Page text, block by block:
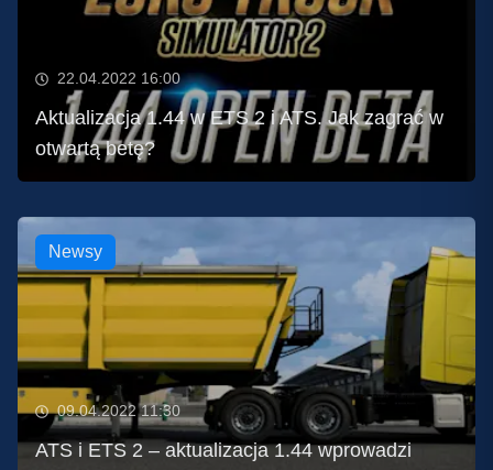
22.04.2022 16:00
Aktualizacja 1.44 w ETS 2 i ATS. Jak zagrać w
otwartą betę?
Newsy
09.04.2022 11:30
ATS i ETS 2 – aktualizacja 1.44 wprowadzi